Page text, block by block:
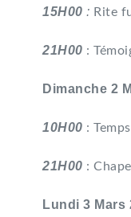
15H00 : Rite
21H00 :
Dimanche 2
10H00 :
21H00 :
Lundi 3 Mars